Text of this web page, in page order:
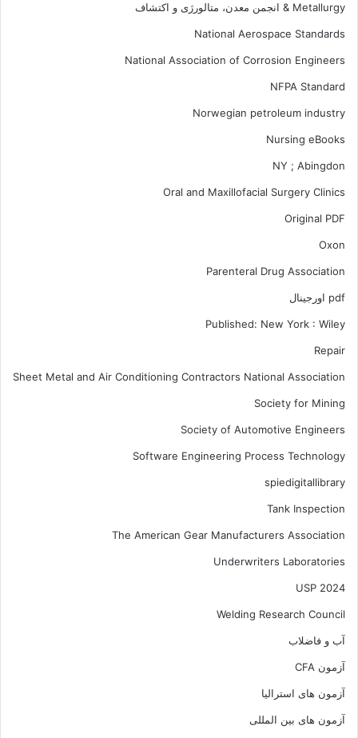
Metallurgy & انجمن معدن، متالورژی و اکتشاف
National Aerospace Standards
National Association of Corrosion Engineers
NFPA Standard
Norwegian petroleum industry
Nursing eBooks
NY ; Abingdon
Oral and Maxillofacial Surgery Clinics
Original PDF
Oxon
Parenteral Drug Association
pdf اورجینال
Published: New York : Wiley
Repair
Sheet Metal and Air Conditioning Contractors National Association
Society for Mining
Society of Automotive Engineers
Software Engineering Process Technology
spiedigitallibrary
Tank Inspection
The American Gear Manufacturers Association
Underwriters Laboratories
USP 2024
Welding Research Council
آب و فاضلاب
آزمون CFA
آزمون های استرالیا
آزمون های بین المللی